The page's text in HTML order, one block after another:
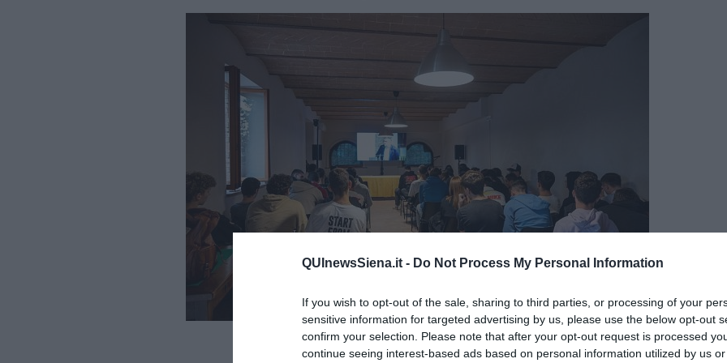
QUInewsSiena.it - Do Not Process My Personal Information
If you wish to opt-out of the sale, sharing to third parties, or processing of your
sensitive information for targeted advertising by us, please use the below opt-out
confirm your selection. Please note that after your opt-out request is processed
continue seeing interest-based ads based on personal information utilized by us
I ragazzi durante gli incontri alla Festa della Legalità